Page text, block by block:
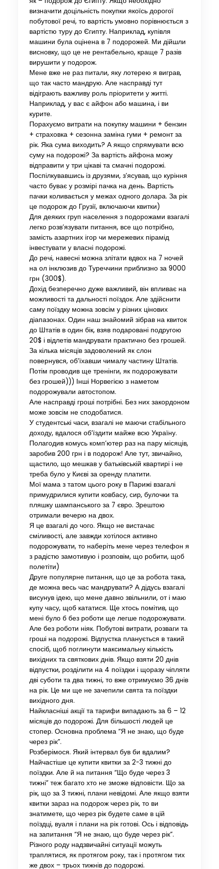
визначити доцільність покупки якоїсь дорогої
побутової речі, то вартість умовно порівнюється з
вартістю туру до Єгипту. Наприклад, купівля
машини була оцінена в 7 подорожей. Ми дійшли
висновку, що це не рентабельно, краще 7 разів
вирушити у подорож.
Мене вже не раз питали, яку лотерею я виграв,
що так часто мандрую. Але насправді тут
відіграють важливу роль пріоритети у житті.
Наприклад, у вас є айфон або машина, і ви
курите.
Порахуємо витрати на покупку машини + бензин
+ страховка + сезонна заміна гуми + ремонт за
рік. Яка сума виходить? А якщо спрямувати всю
суму на подорожі? За вартість айфона можу
відправити у три цікаві та смачні подорожі.
Поспілкувавшись із друзями, з’ясував, що куріння
часто буває у розмірі пачка на день. Вартість
пачки коливається у межах одного долара. За рік
це подорож до Грузії, включаючи квитки)
Для деяких груп населення з подорожами взагалі
легко розв’язувати питання, все що потрібно,
замість азартних ігор чи мережевих пірамід
інвестувати у власні подорожі.
До речі, навесні можна злітати вдвох на 7 ночей
на ол інклюзив до Туреччини приблизно за 9000
грн (300$).
Дохід безперечно дуже важливий, він впливає на
можливості та дальності поїздок. Але здійснити
саму поїздку можна зовсім у різних цінових
діапазонах. Один наш знайомий зібрав на квиток
до Штатів в один бік, взяв подаровані подругою
20$ і відлетів мандрувати практично без грошей.
За кілька місяців задоволений як слон
повернувся, об’їхавши чималу частину Штатів.
Потім проводив ще тренінги, як подорожувати
без грошей))) Інші Норвегією з наметом
подорожували автостопом.
Але насправді гроші потрібні. Без них закордоном
може зовсім не сподобатися.
У студентські часи, взагалі не маючи стабільного
доходу, вдалося об’їздити майже всю Україну.
Полагодив комусь комп’ютер раз на пару місяців,
заробив 200 грн і в подорож! Але тут, звичайно,
щастило, що мешкав у батьківській квартирі і не
треба було у Києві за оренду платити.
Мої мама з татом цього року в Парижі взагалі
примудрилися купити ковбасу, сир, булочки та
пляшку шампанського за 7 євро. Зрештою
отримали вечерю на двох.
Я це взагалі до чого. Якщо не вистачає
сміливості, але завжди хотілося активно
подорожувати, то наберіть мене через телефон я
з радістю замотивую і розповім, що робити, щоб
полетіти)
Друге популярне питання, що це за робота така,
де можна весь час мандрувати? А дідусь взагалі
висунув ідею, що мене давно звільнили, от і маю
купу часу, щоб кататися. Ще хтось помітив, що
мені було б без роботи ще легше подорожувати.
Але без роботи ніяк. Побутові витрати, розваги та
гроші на подорожі. Відпустка планується в такий
спосіб, щоб поглинути максимальну кількість
вихідних та святкових днів. Якщо взяти 20 днів
відпустки, розділити на 4 поїздки і щоразу чіпляти
дві суботи та два тижні, то вже отримуємо 36 днів
на рік. Це ми ще не зачепили свята та поїздки
вихідного дня.
Найкласніші акції та тарифи випадають за 6 – 12
місяців до подорожі. Для більшості людей це
стопер. Основна проблема “Я не знаю, що буде
через рік”.
Розберімося. Який інтервал був би вдалим?
Найчастіше це купити квитки за 2-3 тижні до
поїздки. Але й на питання “Що буде через 3
тижні” теж багато хто не зможе відповісти. Що за
рік, що за 3 тижні, плани невідомі. Але якщо взяти
квитки зараз на подорож через рік, то ви
знатимете, що через рік будете саме в цій
поїздці, вуаля і плани на рік готові. Ось і відповідь
на запитання “Я не знаю, що буде через рік”.
Різного роду надзвичайні ситуації можуть
траплятися, як протягом року, так і протягом тих
же двох – трьох тижнів до подорожі.